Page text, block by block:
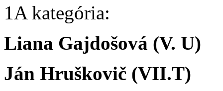
1A kategória:
Liana Gajdošová (V. U)
Ján Hruškovič (VII.T)